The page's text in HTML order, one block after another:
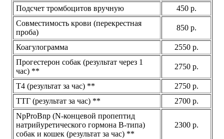
Подсчет тромбоцитов вручную
450 р.
Совместимость крови (перекрестная
проба)
850 р.
Коагулограмма
2550 р.
Прогестерон собак (результат через 1
час) **
2750 р.
Т4 (результат за час) **
2750 р.
ТТГ (результат за час) **
2700 р.
NpProBnp (N-концевой пропептид
натрийуретического гормона В-типа)
собак и кошек (результат за час) **
2300 р.